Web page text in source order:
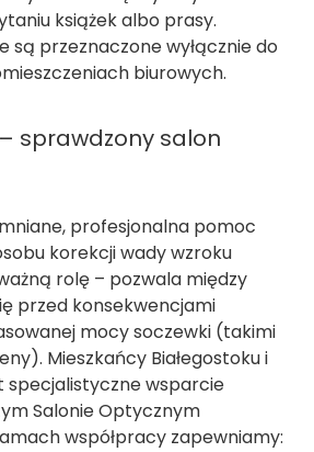
książek albo prasy.
są przeznaczone wyłącznie do
biurowych.
sprawdzony salon
profesjonalna pomoc
korekcji wady wzroku
rolę – pozwala między
przed konsekwencjami
mocy soczewki (takimi
Mieszkańcy Białegostoku i
specjalistyczne wsparcie
Salonie Optycznym
współpracy zapewniamy: